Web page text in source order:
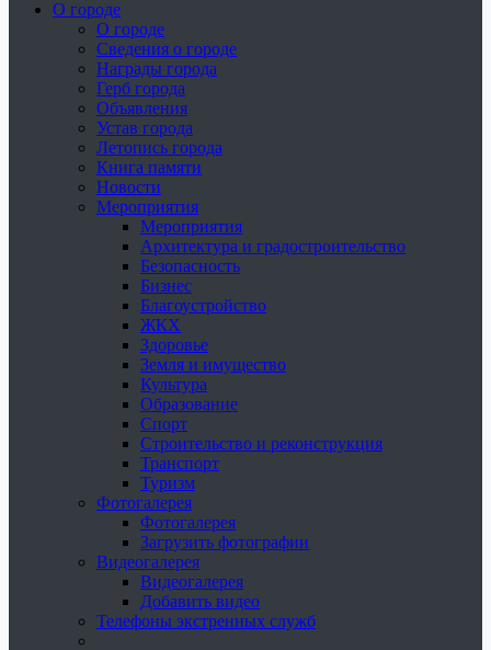
О городе
О городе
Сведения о городе
Награды города
Герб города
Объявления
Устав города
Летопись города
Книга памяти
Новости
Мероприятия
Мероприятия
Архитектура и градостроительство
Безопасность
Бизнес
Благоустройство
ЖКХ
Здоровье
Земля и имущество
Культура
Образование
Спорт
Строительство и реконструкция
Транспорт
Туризм
Фотогалерея
Фотогалерея
Загрузить фотографии
Видеогалерея
Видеогалерея
Добавить видео
Телефоны экстренных служб